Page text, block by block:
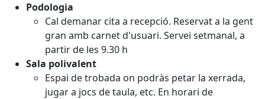
Podologia
Cal demanar cita a recepció. Reservat a la gent
gran amb carnet d'usuari. Servei setmanal, a
partir de les 9.30 h
Sala polivalent
Espai de trobada on podràs petar la xerrada,
jugar a jocs de taula, etc. En horari de